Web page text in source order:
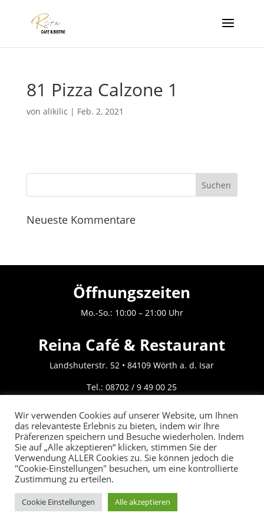
81 Pizza Calzone 1
von alikilic | Feb. 2, 2021
Neueste Kommentare
Öffnungszeiten
Mo.-So.: 10:00 – 21:00 Uhr
Reina Café & Restaurant
Landshuterstr. 52 • 84109 Wörth a. d. Isar
Tel.:08702 / 9 49 00 25
Impressum|Datenschutz
©copyrights by N. Kilic
JETZT BESTELLEN:08702 /9490025
Wir verwenden Cookies auf unserer Website, um Ihnen
das relevanteste Erlebnis zu bieten, indem wir Ihre
Präferenzen speichern und Besuche wiederholen. Indem
Sie auf „Alle akzeptieren“ klicken, stimmen Sie der
Verwendung ALLER Cookies zu. Sie können jedoch die
"Cookie-Einstellungen" besuchen, um eine kontrollierte
Zustimmung zu erteilen.
Cookie Einstellungen Alle akzeptieren